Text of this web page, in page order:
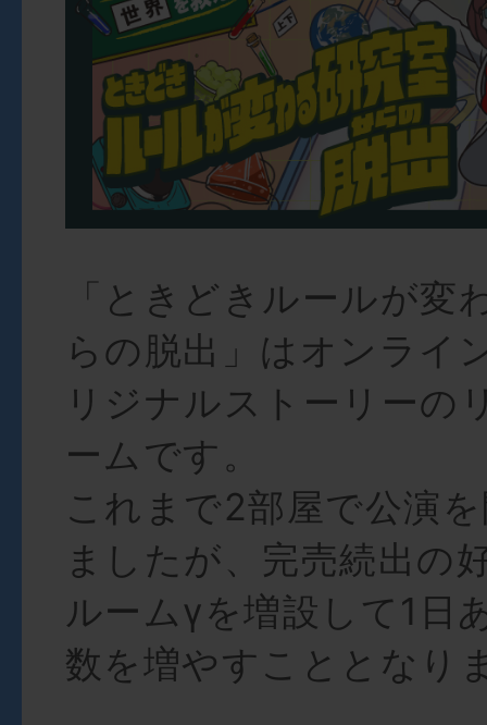
「ときどきルールが変
らの脱出」はオンライ
リジナルストーリーの
ームです。
これまで2部屋で公演
ましたが、完売続出の
ルームγを増設して1日
数を増やすこととなり